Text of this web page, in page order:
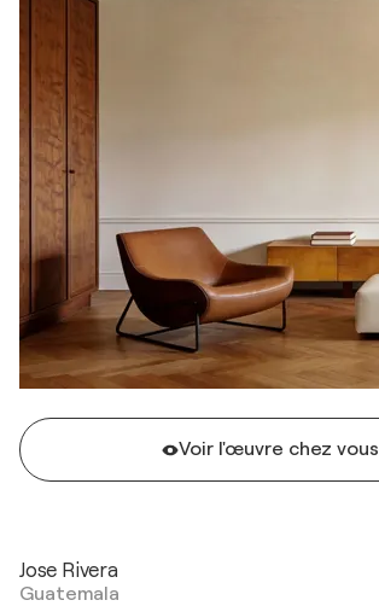
Voir l'œuvre chez vous
Jose Rivera
Guatemala